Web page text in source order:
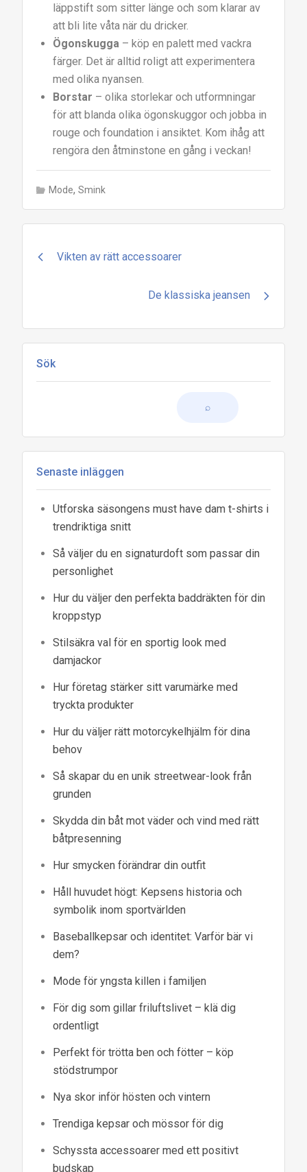
läppstift som sitter länge och som klarar av
att bli lite våta när du dricker.
Ögonskugga – köp en palett med vackra
färger. Det är alltid roligt att experimentera
med olika nyansen.
Borstar – olika storlekar och utformningar
för att blanda olika ögonskuggor och jobba in
rouge och foundation i ansiktet. Kom ihåg att
rengöra den åtminstone en gång i veckan!
Mode,Smink
Inläggsnavigering
Vikten av rätt accessoarer
De klassiska jeansen
Sök
Senaste inläggen
Utforska säsongens must have dam t-shirts i
trendriktiga snitt
Så väljer du en signaturdoft som passar din
personlighet
Hur du väljer den perfekta baddräkten för din
kroppstyp
Stilsäkra val för en sportig look med
damjackor
Hur företag stärker sitt varumärke med
tryckta produkter
Hur du väljer rätt motorcykelhjälm för dina
behov
Så skapar du en unik streetwear-look från
grunden
Skydda din båt mot väder och vind med rätt
båtpresenning
Hur smycken förändrar din outfit
Håll huvudet högt: Kepsens historia och
symbolik inom sportvärlden
Baseballkepsar och identitet: Varför bär vi
dem?
Mode för yngsta killen i familjen
För dig som gillar friluftslivet – klä dig
ordentligt
Perfekt för trötta ben och fötter – köp
stödstrumpor
Nya skor inför hösten och vintern
Trendiga kepsar och mössor för dig
Schyssta accessoarer med ett positivt
budskap